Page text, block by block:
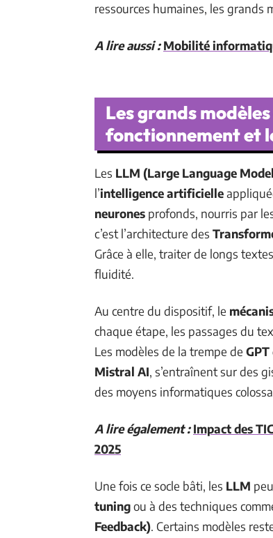
ressources humaines, les grands
A lire aussi : Mobilité
Les grands
fonctionnement et
Les LLM (Large Language
l’intelligence artificielle
neurones profonds, nourris par
c’est l’architecture des
Grâce à elle, traiter de longs
fluidité.
Au centre du dispositif, le
chaque étape, les passages du
Les modèles de la trempe de GPT
Mistral AI, s’entraînent sur des
des moyens informatiques
A lire également : Impact des
2025
Une fois ce socle bâti, les LLM
tuningou à des techniques
Feedback). Certains modèles